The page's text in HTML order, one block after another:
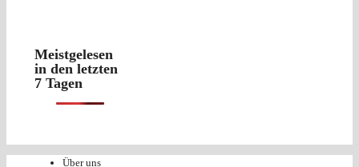
Meistgelesen
in den letzten
7 Tagen
Über uns